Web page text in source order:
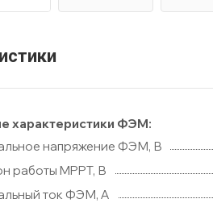
характеристики ФЭМ:
напряжение ФЭМ, В
работы MPPT, В
ток ФЭМ, А